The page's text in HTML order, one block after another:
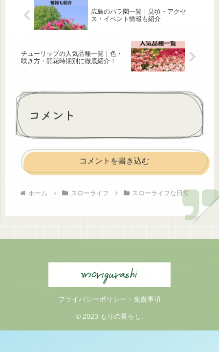
広島のバラ園一覧｜見頃・アクセ
ス・イベント情報も紹介
チューリップの人気品種一覧｜色・
咲き方・開花時期別に徹底紹介！
コメント
コメントを書き込む
ホーム スローライフ スローライフな日常
プライバシーポリシー・免責事項
© 2023 もりの暮らし.